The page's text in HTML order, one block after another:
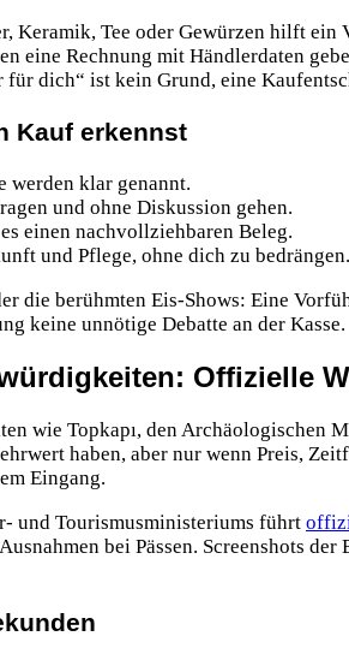
Keramik, Tee oder Gewürzen hilft
eine Rechnung mit Händlerdaten
dich“ ist kein Grund, eine
Kauf erkennst
werden klar genannt.
und ohne Diskussion gehen.
einen nachvollziehbaren Beleg.
und Pflege, ohne dich zu bedrängen.
die berühmten Eis-Shows: Eine
keine unnötige Debatte an der Kasse.
Offizielle
wie Topkapı, den Archäologischen
haben, aber nur wenn Preis,
Eingang.
und Tourismusministeriums führt
bei Pässen. Screenshots